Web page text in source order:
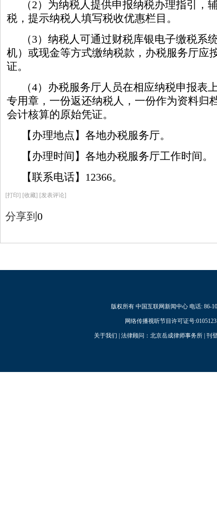
（2）为纳税人提供申报纳税办理指引，
税，提示纳税人填写税收优惠栏目。
（3）纳税人可通过财税库银电子缴税系
机）或现金等方式缴纳税款，办税服务厅应
证。
（4）办税服务厅人员在相应纳税申报表
专用章，一份返还纳税人，一份作为资料归
会计核算的原始凭证。
【办理地点】各地办税服务厅。
【办理时间】各地办税服务厅工作时间。
【联系电话】12366。
[打印] [收藏] [发表评论]
分享到 0